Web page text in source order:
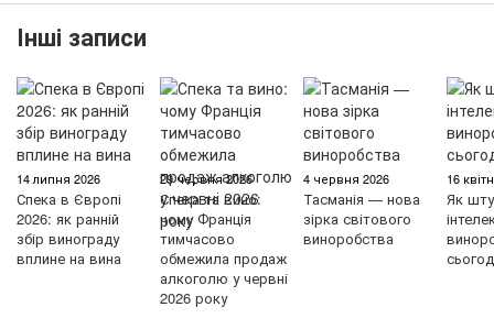
Інші записи
14 липня 2026
Спека в Європі
2026: як ранній
збір винограду
вплине на вина
29 червня 2026
Спека та вино:
чому Франція
тимчасово
обмежила продаж
алкоголю у червні
2026 року
4 червня 2026
Тасманія — нова
зірка світового
виноробства
16
Як